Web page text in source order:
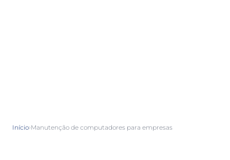
Início›Manutenção de computadores para empresas